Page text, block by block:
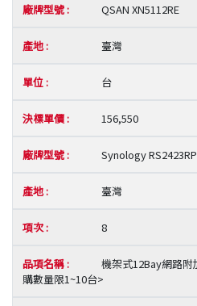
QSAN XN5112RE
臺灣
台
156,550
Synology
臺灣
8
機架式12Bay網路
購數量限1~10台>